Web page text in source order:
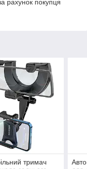
рахунок покупця
тримач